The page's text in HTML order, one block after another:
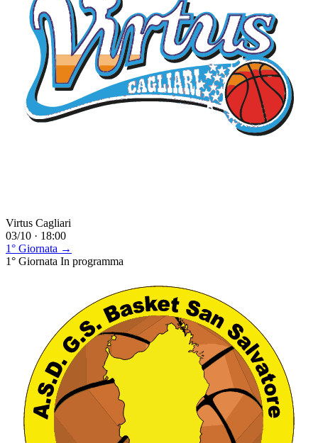
Virtus Cagliari
03/10 · 18:00
1° Giornata →
1° Giornata In programma